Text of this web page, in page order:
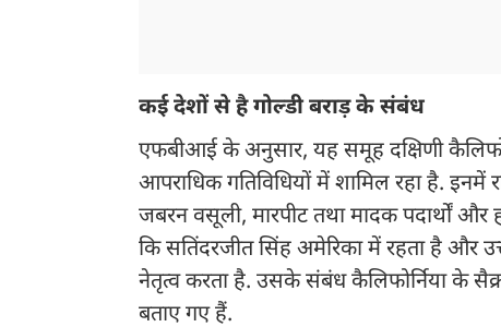
कई देशों से है गोल्डी बराड़ के संबंध
एफबीआई के अनुसार, यह समूह दक्षिणी
आपराधिक गतिविधियों में शामिल रहा है. इनमें
जबरन वसूली, मारपीट तथा मादक पदार्थों
कि सतिंदरजीत सिंह अमेरिका में रहता है और
नेतृत्व करता है. उसके संबंध कैलिफोर्निया के
बताए गए हैं.